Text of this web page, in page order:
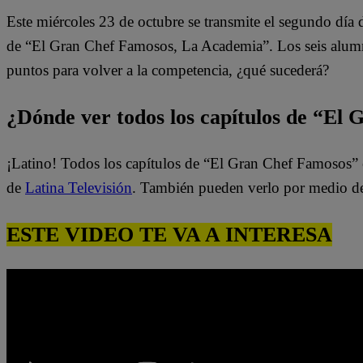
Este miércoles 23 de octubre se transmite el segundo
de “El Gran Chef Famosos, La Academia”. Los seis
puntos para volver a la competencia, ¿qué sucederá?
¿Dónde ver todos los capítulos de “El
¡Latino! Todos los capítulos de “El Gran Chef
de Latina Televisión. También pueden verlo por medio
ESTE VIDEO TE VA A INTERESA